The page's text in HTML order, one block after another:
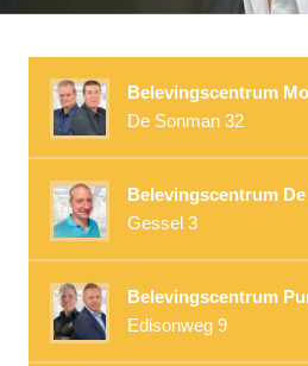
Belevingscentrum
De Sonman 32
Belevingscentrum
Gessel 3
Belevingscentrum
Edisonweg 9